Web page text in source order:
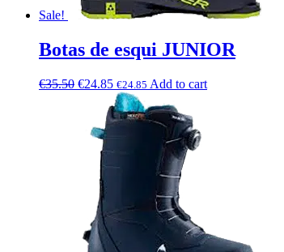
Sale!
Botas de esqui JUNIOR
€35.50 €24.85 €24.85 Add to cart